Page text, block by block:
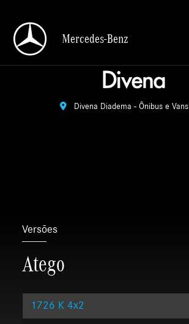
Mercedes-Benz
Divena Diadema - Ônibus e Vans
Versões
Atego
1726 K 4x2
Mercedes-Benz
Divena Diadema - Ônibus e Vans